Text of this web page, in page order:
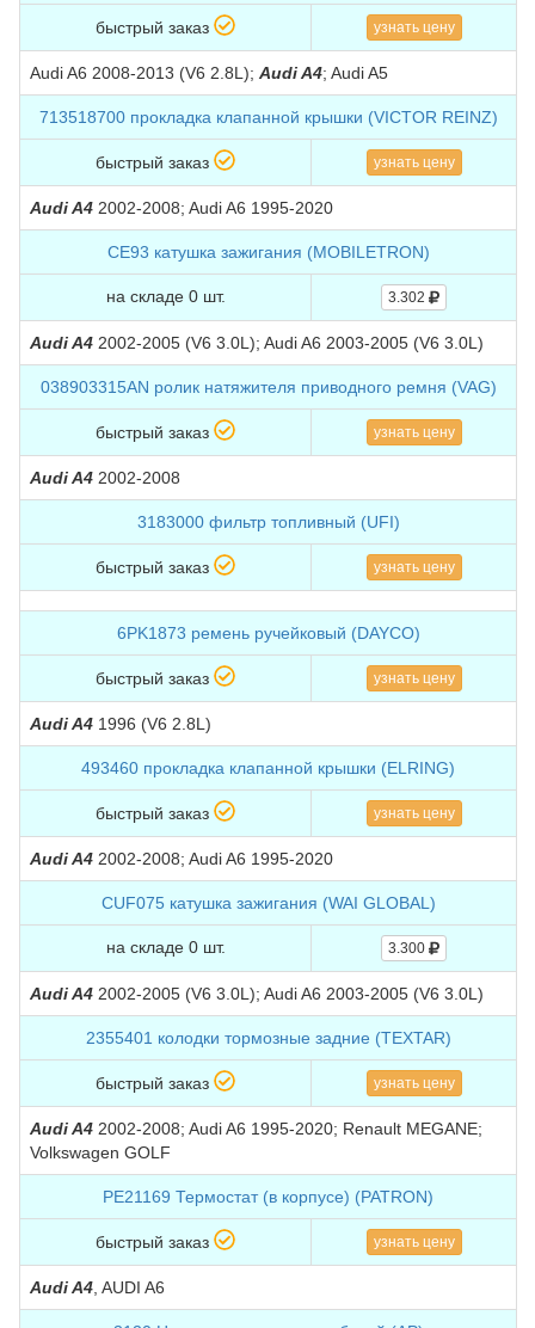
быстрый заказ узнать цену
Audi A6 2008-2013 (V6 2.8L); Audi A4; Audi A5
713518700 прокладка клапанной крышки (VICTOR REINZ)
быстрый заказ узнать цену
Audi A4 2002-2008; Audi A6 1995-2020
CE93 катушка зажигания (MOBILETRON)
на складе 0 шт. 3.302
Audi A4 2002-2005 (V6 3.0L); Audi A6 2003-2005 (V6 3.0L)
038903315AN ролик натяжителя приводного ремня (VAG)
быстрый заказ узнать цену
Audi A4 2002-2008
3183000 фильтр топливный (UFI)
быстрый заказ узнать цену
6PK1873 ремень ручейковый (DAYCO)
быстрый заказ узнать цену
Audi A4 1996 (V6 2.8L)
493460 прокладка клапанной крышки (ELRING)
быстрый заказ узнать цену
Audi A4 2002-2008; Audi A6 1995-2020
CUF075 катушка зажигания (WAI GLOBAL)
на складе 0 шт. 3.300
Audi A4 2002-2005 (V6 3.0L); Audi A6 2003-2005 (V6 3.0L)
2355401 колодки тормозные задние (TEXTAR)
быстрый заказ узнать цену
Audi A4 2002-2008; Audi A6 1995-2020; Renault MEGANE;
Volkswagen GOLF
PE21169 Термостат (в корпусе) (PATRON)
быстрый заказ узнать цену
Audi A4 , AUDI A6